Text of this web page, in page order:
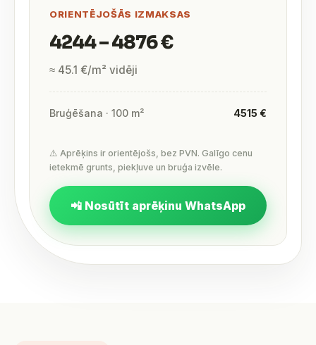
ORIENTĒJOŠĀS IZMAKSAS
4244 – 4876 €
≈ 45.1 €/m² vidēji
Bruģēšana · 100 m² 4515 €
⚠️ Aprēķins ir orientējošs, bez PVN. Galīgo cenu
ietekmē grunts, piekļuve un bruģa izvēle.
📲 Nosūtīt aprēķinu WhatsApp